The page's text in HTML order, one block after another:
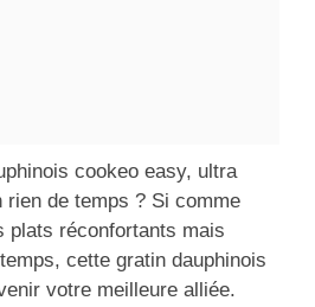
cookeo easy, ultra
rien de temps ? Si comme
plats réconfortants mais
cette gratin dauphinois
votre meilleure alliée.